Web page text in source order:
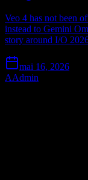
Veo 4 has not been
instead to Gemini
story around I/O
mai 16, 2026
AAdmin